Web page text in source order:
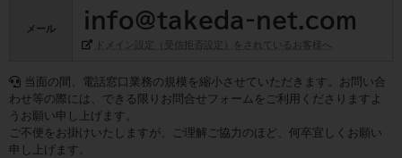
メール
ドメイン設定（受信拒否設定）をされているお客様へ
当面の間、電話窓口業務の規模を縮小させていただきます。お問い合
わせ等の際には、できる限りお問合せフォームをご利用くださりますよ
うお願い申し上げます。
ご不便をお掛けいたしますが、ご理解ご協力のほど、何卒宜しくお願い
申し上げます。